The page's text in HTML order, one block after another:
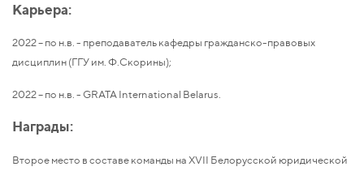
Карьера:
2022 – по н.в. - преподаватель кафедры гражданско-правовых
дисциплин (ГГУ им. Ф.Скорины);
2022 – по н.в. - GRATA International Belarus.
Награды:
Второе место в составе команды на XVII Белорусской юридической